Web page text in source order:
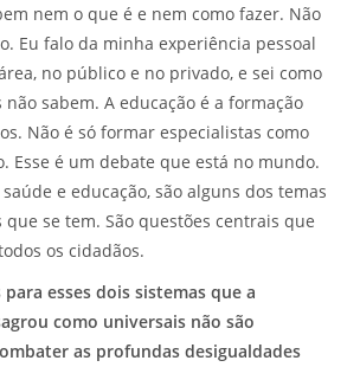
nem o que é e nem como fazer. Não
Eu falo da minha experiência pessoal
no público e no privado, e sei como
não sabem. A educação é a formação
Não é só formar especialistas como
Esse é um debate que está no mundo.
e educação, são alguns dos temas
se tem. São questões centrais que
os cidadãos.
para esses dois sistemas que a
como universais não são
as profundas desigualdades